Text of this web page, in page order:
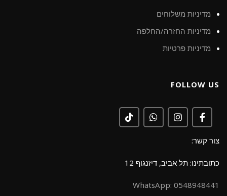
מדיניות משלוחים
מדיניות החזרה/החלפה
מדיניות פרטיות
FOLLOW US
צור קשר:
כתובתינו: תל אביב, דיזנגוף 12
0548948441 :WhatsApp